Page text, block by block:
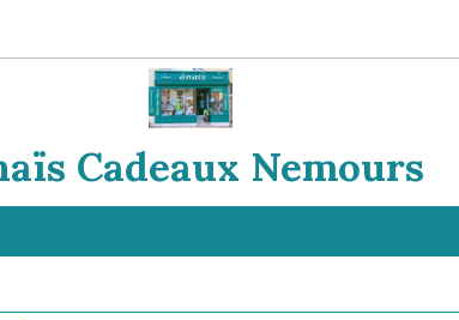
Cadeaux Nemours